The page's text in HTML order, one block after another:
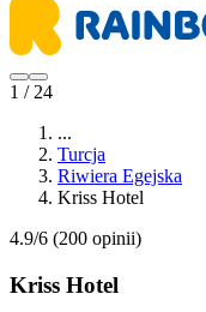
1 / 24
...
Turcja
Riwiera Egejska
Kriss Hotel
4.9/6 (200 opinii)
Kriss Hotel